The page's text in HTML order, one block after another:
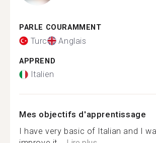
PARLE COURAMMENT
Turc Anglais
APPREND
Italien
Mes objectifs d'apprentissage
I have very basic of Italian and I